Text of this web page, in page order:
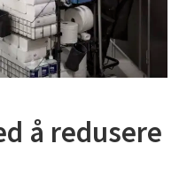
å redusere